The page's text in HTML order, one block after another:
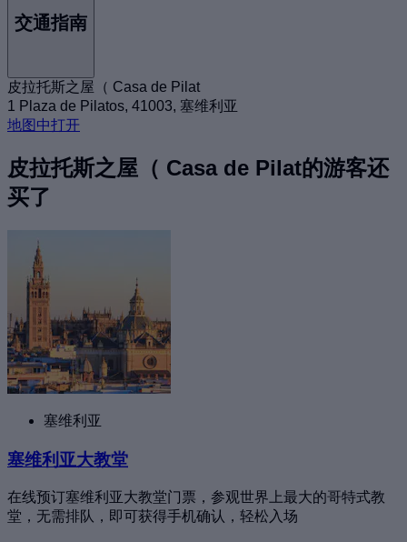
交通指南
皮拉托斯之屋（ Casa de Pilat
1 Plaza de Pilatos, 41003, 塞维利亚
地图中打开
皮拉托斯之屋（ Casa de Pilat的游客还
买了
塞维利亚
塞维利亚大教堂
在线预订塞维利亚大教堂门票，参观世界上最大的哥特式教
堂，无需排队，即可获得手机确认，轻松入场